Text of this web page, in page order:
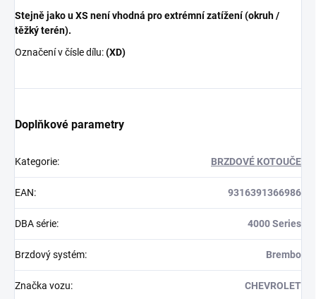
Stejně jako u XS není vhodná pro extrémní zatížení (okruh /
těžký terén).
Označení v čísle dílu:(XD)
Doplňkové parametry
Kategorie: BRZDOVÉ KOTOUČE
EAN: 9316391366986
DBA série: 4000 Series
Brzdový systém: Brembo
Značka vozu: CHEVROLET